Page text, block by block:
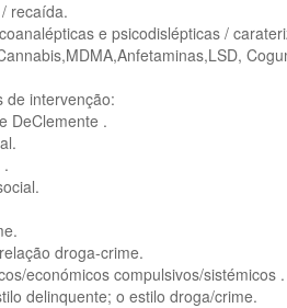
recaída.
e psicodislépticas /
de intervenção:
DeClemente .
.
droga-crime.
económicos compulsivos/sistémicos .
delinquente; o estilo droga/crime.